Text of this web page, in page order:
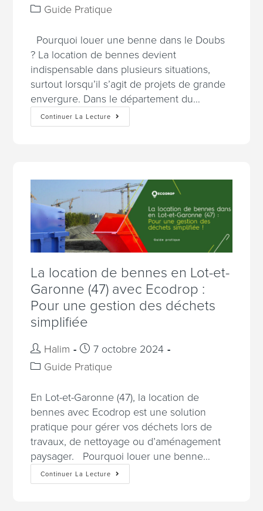
Guide Pratique
Pourquoi louer une benne dans le Doubs
? La location de bennes devient
indispensable dans plusieurs situations,
surtout lorsqu’il s’agit de projets de grande
envergure. Dans le département du…
Continuer La Lecture
La location de bennes en Lot-et-
Garonne (47) avec Ecodrop :
Pour une gestion des déchets
simplifiée
Halim
7 octobre 2024
Guide Pratique
En Lot-et-Garonne (47), la location de
bennes avec Ecodrop est une solution
pratique pour gérer vos déchets lors de
travaux, de nettoyage ou d’aménagement
paysager. Pourquoi louer une benne…
Continuer La Lecture